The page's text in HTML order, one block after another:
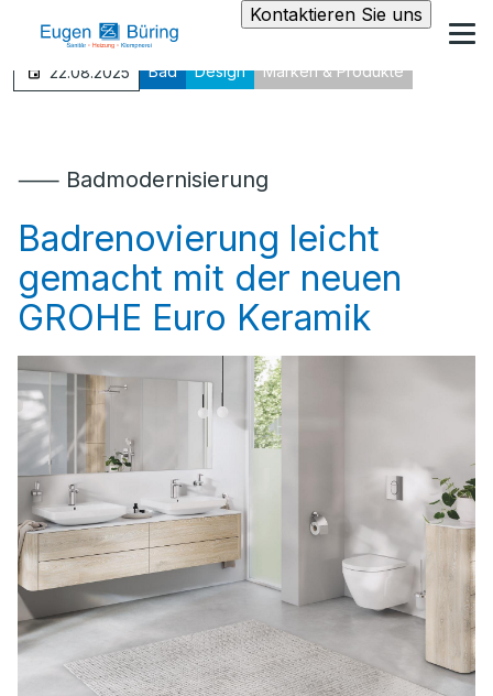
Kontaktieren Sie uns
22.08.2025 Bad Design Marken & Produkte
⸺ Badmodernisierung
Badrenovierung leicht
gemacht mit der neuen
GROHE Euro Keramik